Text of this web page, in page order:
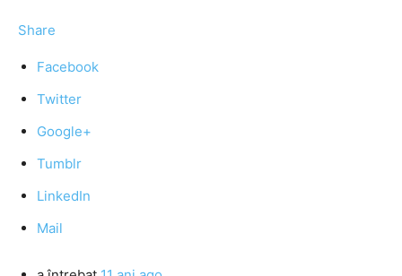
Share
Facebook
Twitter
Google+
Tumblr
LinkedIn
Mail